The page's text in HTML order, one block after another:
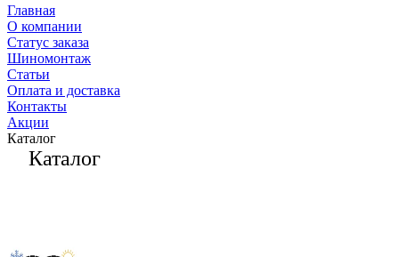
Главная
О компании
Статус заказа
Шиномонтаж
Статьи
Оплата и доставка
Контакты
Акции
Каталог
Каталог